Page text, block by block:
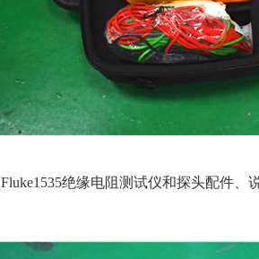
Fluke1535绝缘电阻测试仪和探头配件